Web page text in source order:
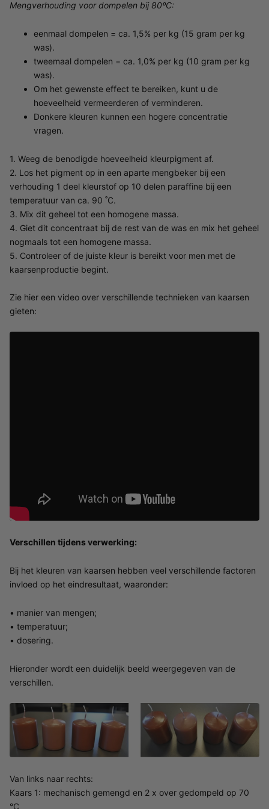
Mengverhouding voor dompelen bij 80ºC:
eenmaal dompelen = ca. 1,5% per kg (15 gram per kg
was).
tweemaal dompelen = ca. 1,0% per kg (10 gram per kg
was).
Om het gewenste effect te bereiken, kunt u de
hoeveelheid vermeerderen of verminderen.
Donkere kleuren kunnen een hogere concentratie
vragen.
1. Weeg de benodigde hoeveelheid kleurpigment af.
2. Los het pigment op in een aparte mengbeker bij een
verhouding 1 deel kleurstof op 10 delen paraffine bij een
temperatuur van ca. 90 ˚C.
3. Mix dit geheel tot een homogene massa.
4. Giet dit concentraat bij de rest van de was en mix het geheel
nogmaals tot een homogene massa.
5. Controleer of de juiste kleur is bereikt voor men met de
kaarsenproductie begint.
Zie hier een video over verschillende technieken van kaarsen
gieten:
Verschillen tijdens verwerking:
Bij het kleuren van kaarsen hebben veel verschillende factoren
invloed op het eindresultaat, waaronder:
• manier van mengen;
• temperatuur;
• dosering.
Hieronder wordt een duidelijk beeld weergegeven van de
verschillen.
Van links naar rechts:
Kaars 1: mechanisch gemengd en 2 x over gedompeld op 70
°C